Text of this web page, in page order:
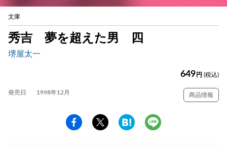
文庫
秀吉 夢を超えた男 四
堺屋太一
649 円 (税込)
発売日 1998年12月 商品情報